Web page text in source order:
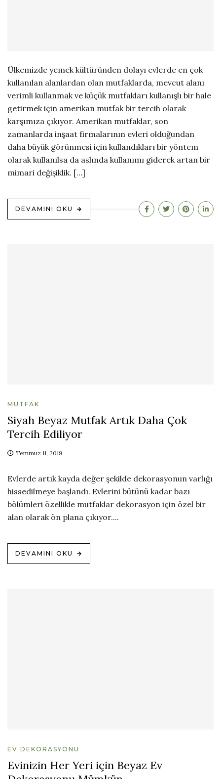
Ülkemizde yemek kültüründen dolayı evlerde en çok
kullanılan alanlardan olan mutfaklarda, mevcut alanı
verimli kullanmak ve küçük mutfakları kullanışlı bir hale
getirmek için amerikan mutfak bir tercih olarak
karşımıza çıkıyor. Amerikan mutfaklar, son
zamanlarda inşaat firmalarının evleri olduğundan
daha büyük görünmesi için kullandıkları bir yöntem
olarak kullanılsa da aslında kullanımı giderek artan bir
mimari değişiklik. […]
DEVAMINI OKU
MUTFAK
Siyah Beyaz Mutfak Artık Daha Çok
Tercih Ediliyor
Temmuz 11, 2019
Evlerde artık kayda değer şekilde dekorasyonun varlığı
hissedilmeye başlandı. Evlerini bütünü kadar bazı
bölümleri özellikle mutfaklar dekorasyon için özel bir
alan olarak ön plana çıkıyor....
DEVAMINI OKU
EV DEKORASYONU
Evinizin Her Yeri için Beyaz Ev